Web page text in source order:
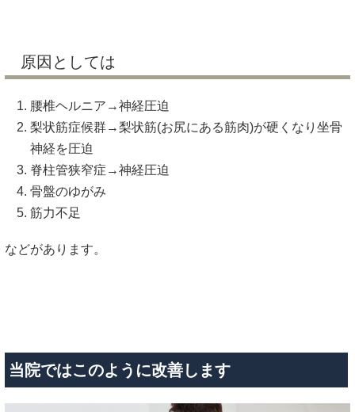
原因としては
腰椎ヘルニア→神経圧迫
梨状筋症候群→梨状筋(お尻にある筋肉)が硬くなり坐骨
神経を圧迫
脊柱管狭窄症→神経圧迫
骨盤のゆがみ
筋力不足
などがあります。
当院ではこのように改善します